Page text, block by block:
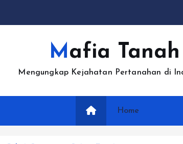
Mafia Tanah
Mengungkap Kejahatan Pertanahan di
Home